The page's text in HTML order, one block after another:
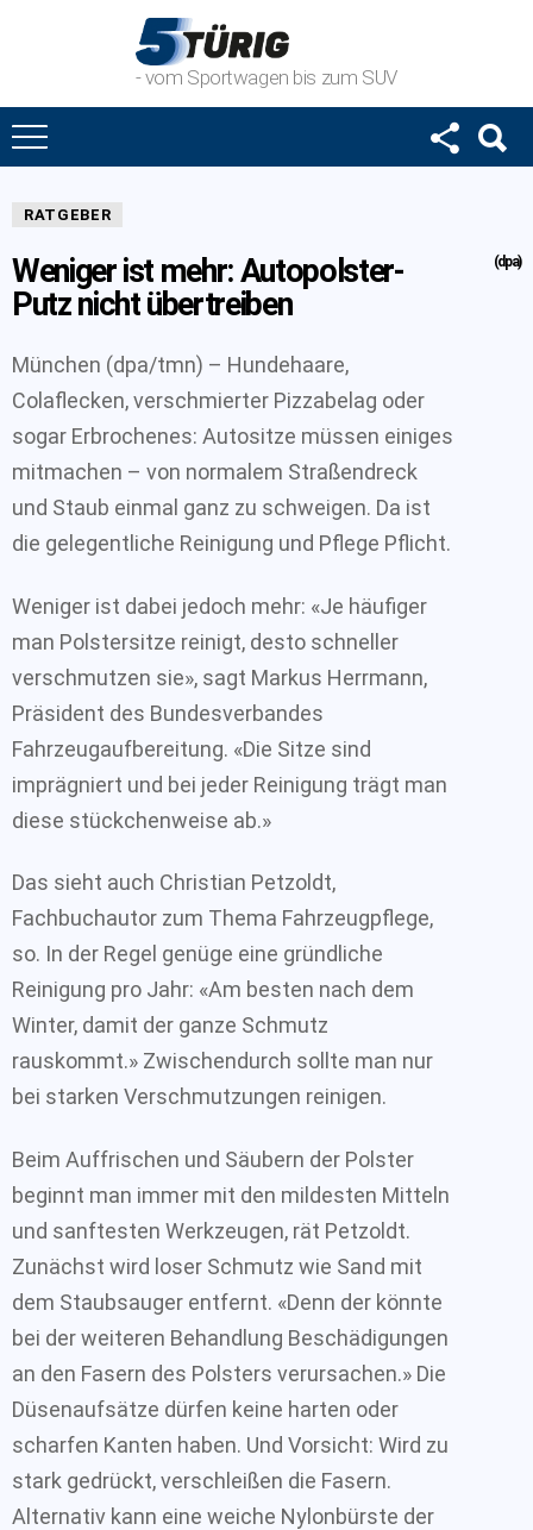
- vom Sportwagen bis zum SUV
RATGEBER
Weniger ist mehr: Autopolster-
Putz nicht übertreiben
(dpa)
München (dpa/tmn) – Hundehaare,
Colaflecken, verschmierter Pizzabelag oder
sogar Erbrochenes: Autositze müssen einiges
mitmachen – von normalem Straßendreck
und Staub einmal ganz zu schweigen. Da ist
die gelegentliche Reinigung und Pflege Pflicht.
Weniger ist dabei jedoch mehr: «Je häufiger
man Polstersitze reinigt, desto schneller
verschmutzen sie», sagt Markus Herrmann,
Präsident des Bundesverbandes
Fahrzeugaufbereitung. «Die Sitze sind
imprägniert und bei jeder Reinigung trägt man
diese stückchenweise ab.»
Das sieht auch Christian Petzoldt,
Fachbuchautor zum Thema Fahrzeugpflege,
so. In der Regel genüge eine gründliche
Reinigung pro Jahr: «Am besten nach dem
Winter, damit der ganze Schmutz
rauskommt.» Zwischendurch sollte man nur
bei starken Verschmutzungen reinigen.
Beim Auffrischen und Säubern der Polster
beginnt man immer mit den mildesten Mitteln
und sanftesten Werkzeugen, rät Petzoldt.
Zunächst wird loser Schmutz wie Sand mit
dem Staubsauger entfernt. «Denn der könnte
bei der weiteren Behandlung Beschädigungen
an den Fasern des Polsters verursachen.» Die
Düsenaufsätze dürfen keine harten oder
scharfen Kanten haben. Und Vorsicht: Wird zu
stark gedrückt, verschleißen die Fasern.
Alternativ kann eine weiche Nylonbürste der